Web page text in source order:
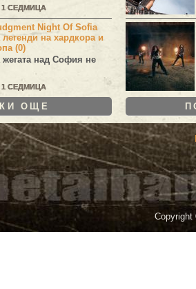
1 СЕДМИЦА
Night Of Sofia
на хардкора и
(0)
жегата над София не
1 СЕДМИЦА
ОЩЕ